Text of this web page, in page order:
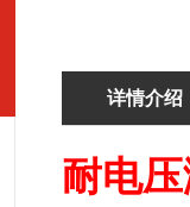
详情介绍
耐电